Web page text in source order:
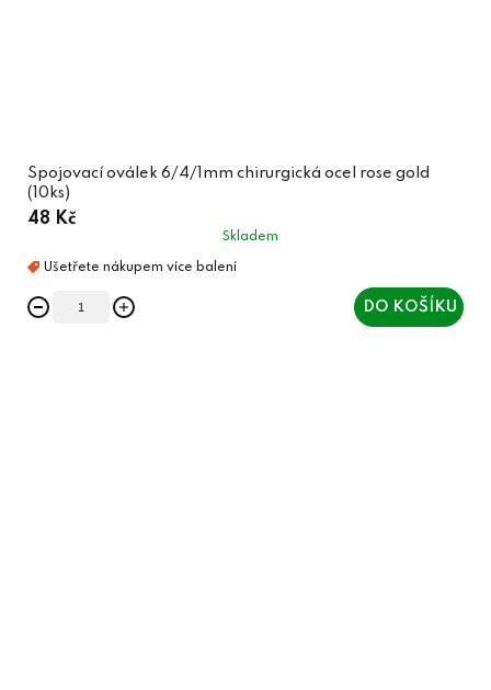
Spojovací oválek 6/4/1mm chirurgická ocel rose gold
(10ks)
48 Kč
Skladem
DO KOŠÍKU